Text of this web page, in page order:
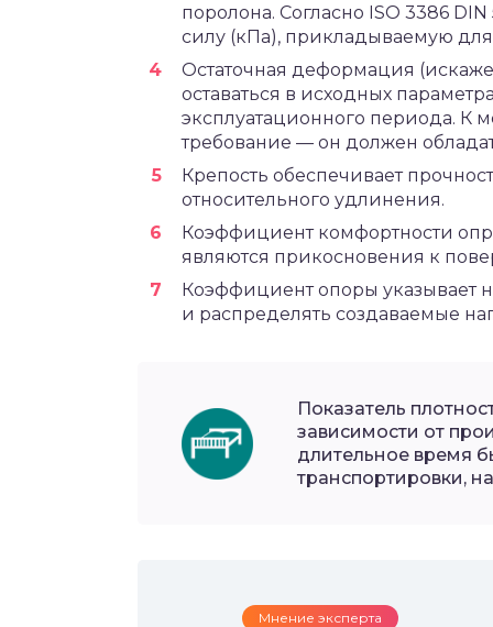
поролона. Согласно ISO 3386
силу (кПа), прикладываемую для
Остаточная деформация
оставаться в исходных
эксплуатационного периода. К
требование — он должен
Крепость обеспечивает
относительного удлинения.
Коэффициент комфортности
являются прикосновения к
Коэффициент опоры указывает
и распределять создаваемые
Показатель
зависимости от
длительное время
транспортировки,
Мнение эксперта